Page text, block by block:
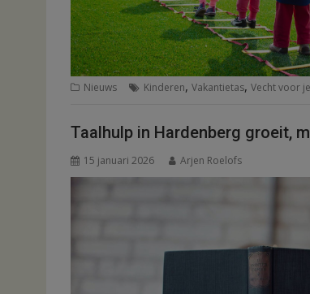
Nieuws Kinderen, Vakantietas, Vecht voor
Taalhulp in Hardenberg groeit,
15 januari 2026 Arjen Roelofs